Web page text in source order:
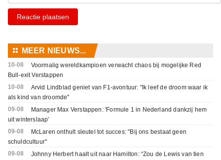
Reactie plaatsen
⚏ MEER NIEUWS...
10-08
Voormalig wereldkampioen verwacht chaos bij mogelijke Red
Bull-exit Verstappen
10-08
Arvid Lindblad geniet van F1-avontuur: "Ik leef de droom waar ik
als kind van droomde"
09-08
Manager Max Verstappen: 'Formule 1 in Nederland dankzij hem
uit winterslaap'
09-08
McLaren onthult sleutel tot succes: "Bij ons bestaat geen
schuldcultuur"
09-08
Johnny Herbert haalt uit naar Hamilton: “Zou de Lewis van tien